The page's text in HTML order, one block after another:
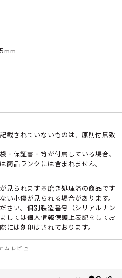
載されていないものは、原則付属致
・保証書・等が付属している場合、
商品ランクには含まれません。
見られます※磨き処理済の商品です
い小傷が見られる場合があります。
さい。個別製造番号（シリアルナン
しては個人情報保護上表記をしてお
には刻印はされております。
ムレビュー